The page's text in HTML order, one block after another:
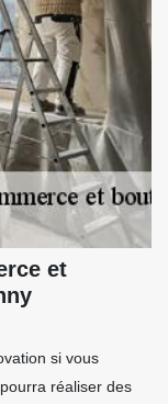
et
si vous
réaliser des